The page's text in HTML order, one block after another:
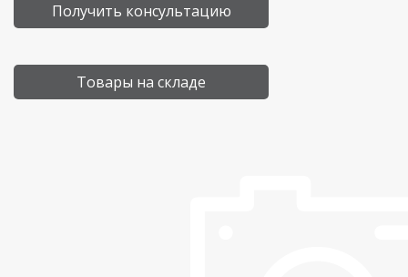
Получить консультацию
Товары на складе